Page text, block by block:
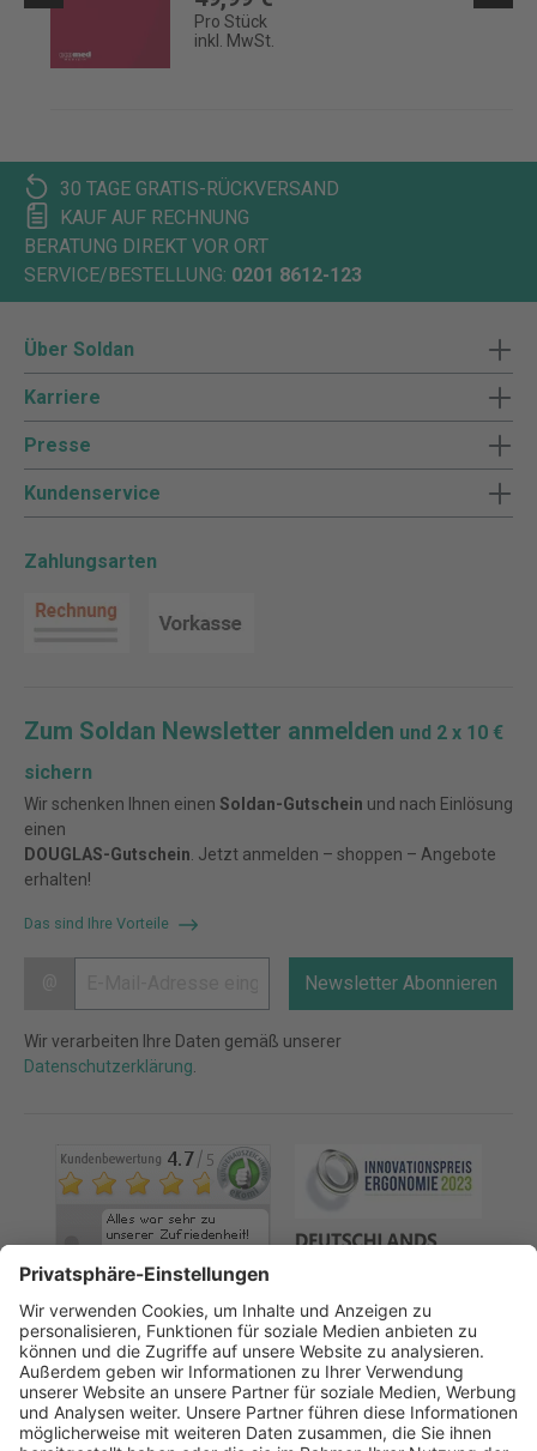
Pro Stück
inkl. MwSt.
30 TAGE GRATIS-RÜCKVERSAND
KAUF AUF RECHNUNG
BERATUNG DIREKT VOR ORT
SERVICE/BESTELLUNG: 0201 8612-123
Über Soldan
Karriere
Presse
Kundenservice
Zahlungsarten
Zum Soldan Newsletter anmelden und 2 x 10 €
sichern
Wir schenken Ihnen einen Soldan-Gutschein und nach Einlösung
einen
DOUGLAS-Gutschein . Jetzt anmelden – shoppen – Angebote
erhalten!
Das sind Ihre Vorteile
Newsletter Abonnieren
Wir verarbeiten Ihre Daten gemäß unserer
Datenschutzerklärung